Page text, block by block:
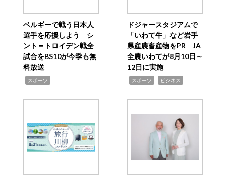
ベルギーで戦う日本人
選手を応援しよう シ
ント＝トロイデン戦全
試合をBS10が今季も無
料放送
スポーツ
ドジャースタジアムで
「いわて牛」など岩手
県産農畜産物をPR JA
全農いわてが8月10日～
12日に実施
スポーツ ビジネス